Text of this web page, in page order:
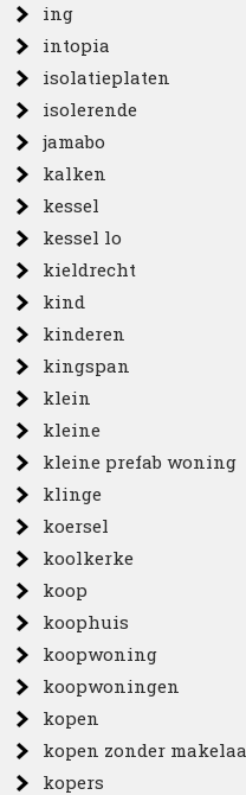
ing
intopia
isolatieplaten
isolerende
jamabo
kalken
kessel
kessel lo
kieldrecht
kind
kinderen
kingspan
klein
kleine
kleine prefab woning
klinge
koersel
koolkerke
koop
koophuis
koopwoning
koopwoningen
kopen
kopen zonder
kopers